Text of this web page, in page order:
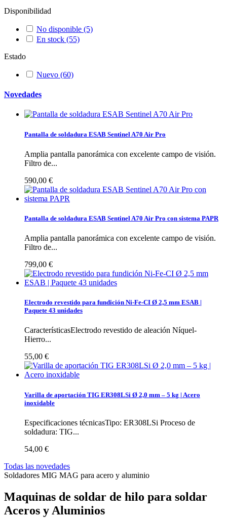
Disponibilidad
No disponible (5)
En stock (55)
Estado
Nuevo (60)
Novedades
Pantalla de soldadura ESAB Sentinel A70 Air Pro
Amplia pantalla panorámica con excelente campo de visión.
Filtro de...
590,00 €
Pantalla de soldadura ESAB Sentinel A70 Air Pro con sistema PAPR
Amplia pantalla panorámica con excelente campo de visión.
Filtro de...
799,00 €
Electrodo revestido para fundición Ni-Fe-CI Ø 2,5 mm ESAB |
Paquete 43 unidades
CaracterísticasElectrodo revestido de aleación Níquel-
Hierro...
55,00 €
Varilla de aportación TIG ER308LSi Ø 2,0 mm – 5 kg | Acero
inoxidable
Especificaciones técnicasTipo: ER308LSi Proceso de
soldadura: TIG...
54,00 €
Todas las novedades
Soldadores MIG MAG para acero y aluminio
Maquinas de soldar de hilo para soldar
Aceros y Aluminios